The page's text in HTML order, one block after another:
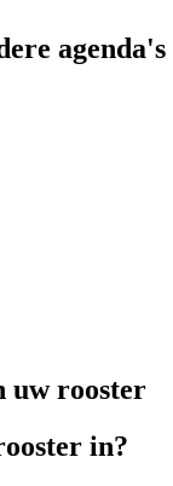
agenda's
uw rooster
in?